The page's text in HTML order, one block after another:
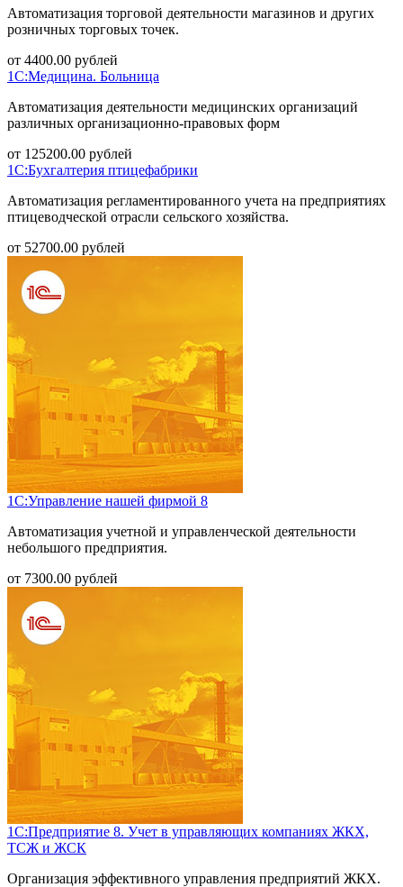
Автоматизация торговой деятельности магазинов и других
розничных торговых точек.
от 4400.00 рублей
1С:Медицина. Больница
Автоматизация деятельности медицинских организаций
различных организационно-правовых форм
от 125200.00 рублей
1С:Бухгалтерия птицефабрики
Автоматизация регламентированного учета на предприятиях
птицеводческой отрасли сельского хозяйства.
от 52700.00 рублей
1С:Управление нашей фирмой 8
Автоматизация учетной и управленческой деятельности
небольшого предприятия.
от 7300.00 рублей
1С:Предприятие 8. Учет в управляющих компаниях ЖКХ,
ТСЖ и ЖСК
Организация эффективного управления предприятий ЖКХ.